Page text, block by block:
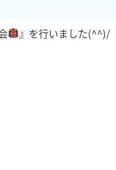
』を行いました(^^)/